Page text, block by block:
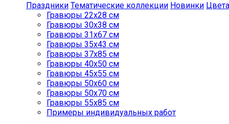
Праздники Тематические коллекции Новинки Цвета
Гравюры 22x28 см
Гравюры 30x38 см
Гравюры 31x67 см
Гравюры 35x43 см
Гравюры 37x85 см
Гравюры 40x50 см
Гравюры 45x55 см
Гравюры 50x60 см
Гравюры 50x70 см
Гравюры 55x85 см
Примеры индивидуальных работ